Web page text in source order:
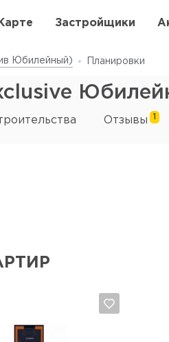
Застройщики
Юбилейный) Планировки
Отзывы 1